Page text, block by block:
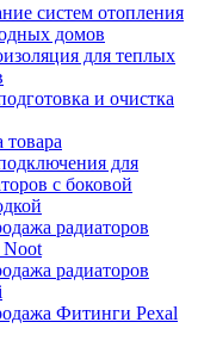
систем отопления
домов
для теплых
и очистка
товара
для
с боковой
радиаторов
Noot
радиаторов
Фитинги Pexal